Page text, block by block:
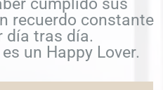
cumplido sus
recuerdo constante
día tras día.
un Happy Lover.